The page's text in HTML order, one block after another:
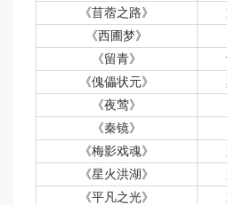
《苜蓿之路》
《西圃梦》
《留青》
《傀儡状元》
《夜莺》
《秦镜》
《梅影戏魂》
《星火洪湖》
《平凡之光》